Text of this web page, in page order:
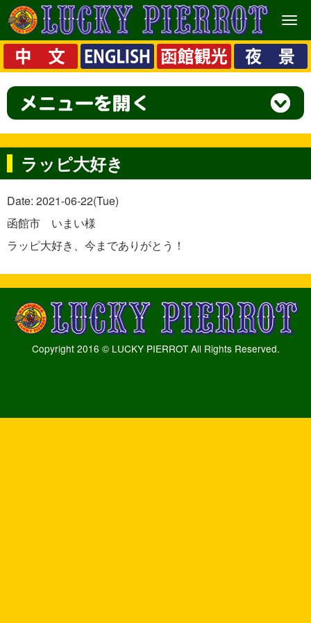
メ
ニ
ュ
ー
ラッピ大好き
Date: 2021-06-22(Tue)
函館市 いまい様
ラッピ大好き、今までありがとう！
Copyright 2016 © LUCKY PIERROT All Rights Reserved.